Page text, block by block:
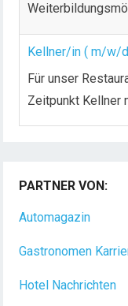
Kellner/in ( m/w/
Für unser
Zeitpunkt Kellner
Dein Arbeitsplatz
(m/w/d) Du bist
PARTNER VON:
Automagazin
Gastronomen
Hotel Nachrichten